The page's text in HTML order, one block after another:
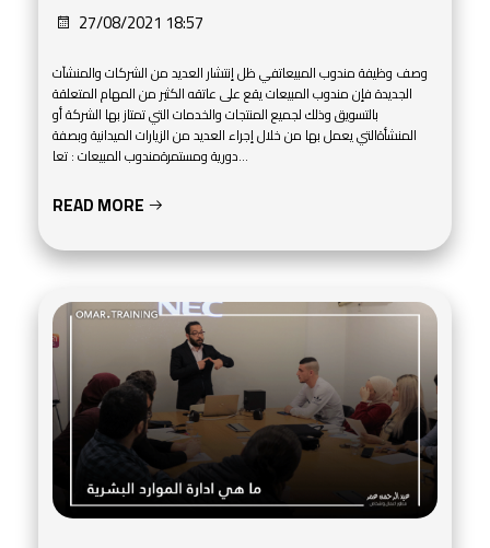
27/08/2021 18:57
وصف وظيفة مندوب المبيعاتفي ظل إنتشار العديد من الشركات والمنشآت
الجديدة فإن مندوب المبيعات يقع على عاتقه الكثير من المهام المتعلقة
بالتسويق وذلك لجميع المنتجات والخدمات التي تمتاز بها الشركة أو
المنشأةالتي يعمل بها من خلال إجراء العديد من الزيارات الميدانية وبصفة
دورية ومستمرةمندوب المبيعات : تعا...
READ MORE